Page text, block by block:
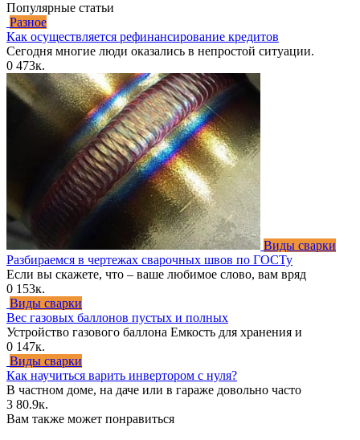
Популярные статьи
Разное
Как осуществляется рефинансирование кредитов
Сегодня многие люди оказались в непростой ситуации.
0 473к.
Виды сварки
Разбираемся в чертежах сварочных швов по ГОСТу
Если вы скажете, что – ваше любимое слово, вам вряд
0 153к.
Виды сварки
Вес газовых баллонов пустых и полных
Устройство газового баллона Емкость для хранения и
0 147к.
Виды сварки
Как научиться варить инвертором с нуля?
В частном доме, на даче или в гараже довольно часто
3 80.9к.
Вам также может понравиться